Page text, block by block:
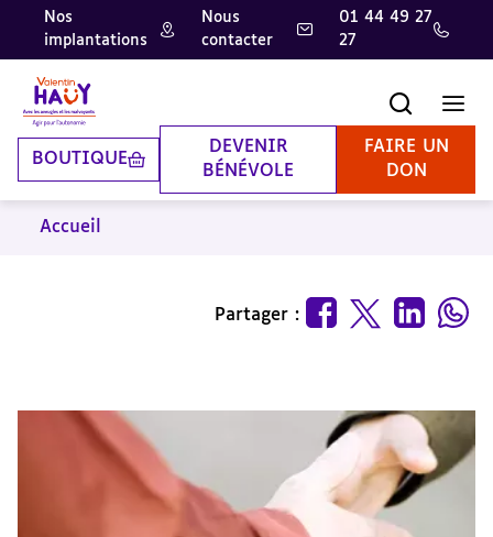
Aller
contenu
principal
Aller
pied
de
page
Aller
la
recherche
Nos
implantations
Nous
contacter
01 44 49 27
27
BOUTIQUE
DEVENIR
BÉNÉVOLE
FAIRE UN
DON
Accueil
Partager :